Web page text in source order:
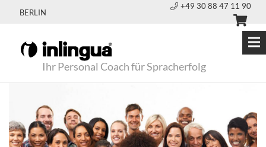
BERLIN
+49 30 88 47 11 90
Ihr Personal Coach für Spracherfolg